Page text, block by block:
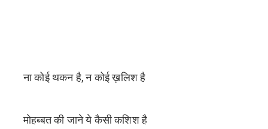
ना कोई थकन है, न कोई ख़लिश है
मोहब्बत की जाने ये कैसी कशिश है